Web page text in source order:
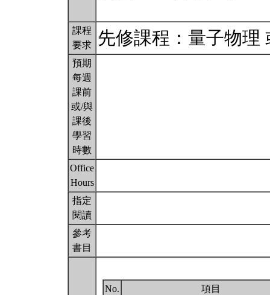
課程
要求
先修課程：量子物理
預期
每週
課前
或/與
課後
學習
時數
Office
Hours
指定
閱讀
參考
書目
No.
項目